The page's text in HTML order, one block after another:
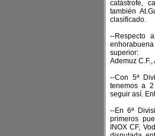
catástrofe,
también
clasificado.
--Respecto
superior:
Ademuz C.F.,
--Con 5ª
tenemos a 2
seguir así.
--En 6ª
primeros
INOX CF,